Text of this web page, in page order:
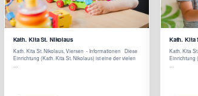
Kath. Kita St. Nikolaus
Kath. Kita St. Nikolaus, Viersen - Informationen Diese
Einrichtung (Kath. Kita St. Nikolaus) ist eine der vielen
Kath. Kita
Kath. Kita
Einrichtung